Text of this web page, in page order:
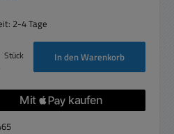
2-4 Tage
Wert ein oder benutze die Schaltflächen um
Stück In den Warenkorb